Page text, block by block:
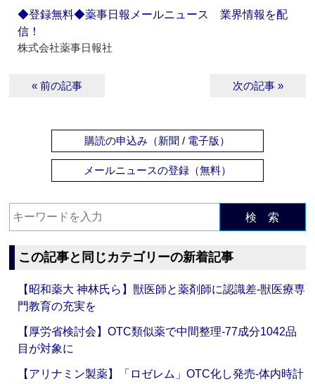
◆登録無料◆薬事日報メールニュース 業界情報を配
信！
株式会社薬事日報社
« 前の記事 次の記事 »
購読の申込み（新聞 / 電子版）
メールニュースの登録（無料）
検 索
この記事と同じカテゴリーの新着記事
【昭和薬大 神林氏ら】獣医師と薬剤師に認識差‐獣医療専
門教育の充実を
【厚労省検討会】OTC類似薬で中間整理‐77成分1042品
目が対象に
【アリナミン製薬】「ロゼレム」OTC化し発売‐体内時計